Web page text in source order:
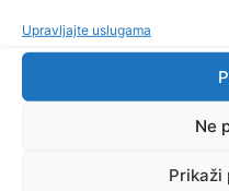
Upravljajte uslugama
Ne
Prikaži
U TK povećan broj